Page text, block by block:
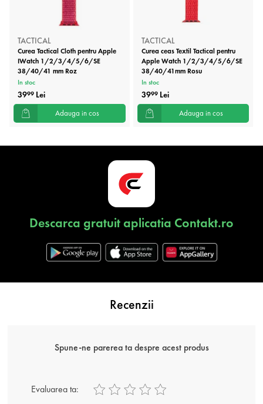
TACTICAL
Curea Tactical Cloth pentru Apple
IWatch 1/2/3/4/5/6/SE
38/40/41 mm Roz
In stoc
3999 Lei
Adauga in cos
TACTICAL
Curea ceas Textil Tactical pentru
Apple Watch 1/2/3/4/5/6/SE
38/40/41mm Rosu
In stoc
3999Lei
Adauga in cos
Descarca gratuit aplicatia Contakt.ro
Recenzii
Spune-ne parerea ta despre acest produs
Evaluarea ta: